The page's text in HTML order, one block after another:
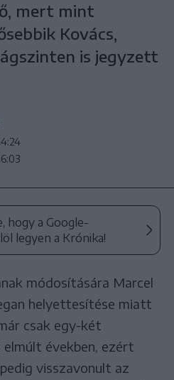
mert mint
Kovács,
is jegyzett
hogy a Google-
legyen a Krónika!
módosítására Marcel
helyettesítése miatt
csak egy-két
években, ezért
visszavonult az